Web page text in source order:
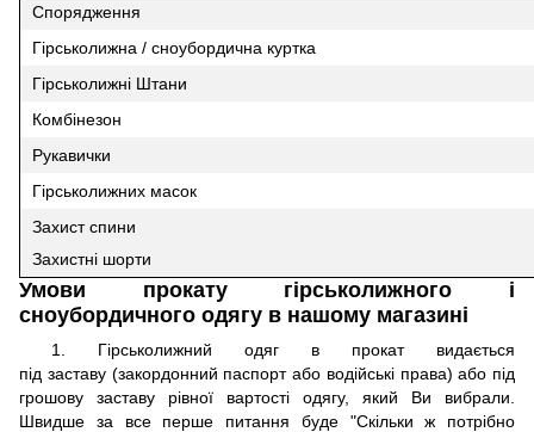
Спорядження
Гірськолижна / сноубордична куртка
Гірськолижні Штани
Комбінезон
Рукавички
Гірськолижних масок
Захист спини
Захистні шорти
Умови прокату гірськолижного і
сноубордичного одягу в нашому магазині
1. Гірськолижний одяг в прокат видається
під заставу (закордонний паспорт або водійські права) або під
грошову заставу рівної вартості одягу, який Ви вибрали.
Швидше за все перше питання буде "Скільки ж потрібно